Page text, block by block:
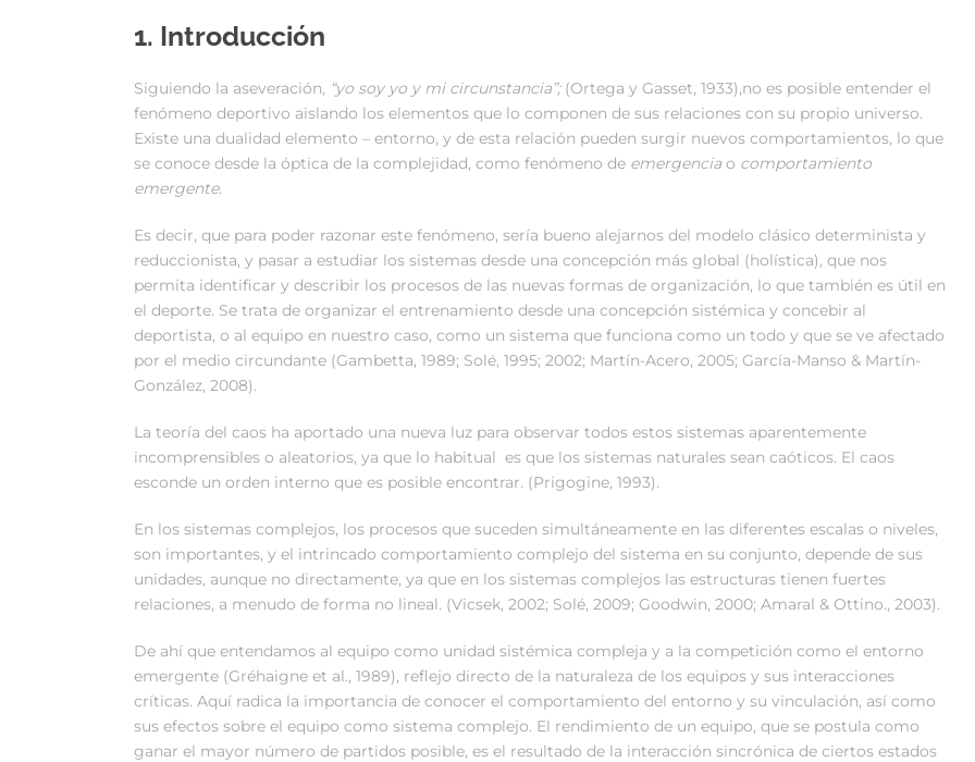
1. Introducción
Siguiendo la aseveración, “yo soy yo y mi circunstancia”; (Ortega y Gasset, 1933),no es posible entender el
fenómeno deportivo aislando los elementos que lo componen de sus relaciones con su propio universo.
Existe una dualidad elemento – entorno, y de esta relación pueden surgir nuevos comportamientos, lo que
se conoce desde la óptica de la complejidad, como fenómeno de emergencia o comportamiento
emergente.
Es decir, que para poder razonar este fenómeno, sería bueno alejarnos del modelo clásico determinista y
reduccionista, y pasar a estudiar los sistemas desde una concepción más global (holística), que nos
permita identificar y describir los procesos de las nuevas formas de organización, lo que también es útil en
el deporte. Se trata de organizar el entrenamiento desde una concepción sistémica y concebir al
deportista, o al equipo en nuestro caso, como un sistema que funciona como un todo y que se ve afectado
por el medio circundante (Gambetta, 1989; Solé, 1995; 2002; Martín-Acero, 2005; García-Manso & Martín-
González, 2008).
La teoría del caos ha aportado una nueva luz para observar todos estos sistemas aparentemente
incomprensibles o aleatorios, ya que lo habitual es que los sistemas naturales sean caóticos. El caos
esconde un orden interno que es posible encontrar. (Prigogine, 1993).
En los sistemas complejos, los procesos que suceden simultáneamente en las diferentes escalas o niveles,
son importantes, y el intrincado comportamiento complejo del sistema en su conjunto, depende de sus
unidades, aunque no directamente, ya que en los sistemas complejos las estructuras tienen fuertes
relaciones, a menudo de forma no lineal. (Vicsek, 2002; Solé, 2009; Goodwin, 2000; Amaral & Ottino., 2003).
De ahí que entendamos al equipo como unidad sistémica compleja y a la competición como el entorno
emergente (Gréhaigne et al., 1989), reflejo directo de la naturaleza de los equipos y sus interacciones
críticas. Aquí radica la importancia de conocer el comportamiento del entorno y su vinculación, así como
sus efectos sobre el equipo como sistema complejo. El rendimiento de un equipo, que se postula como
ganar el mayor número de partidos posible, es el resultado de la interacción sincrónica de ciertos estados